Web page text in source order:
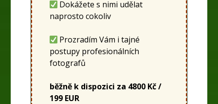
Dokážete s nimi udělat
naprosto cokoliv
Prozradím Vám i tajné
postupy profesionálních
fotografů
běžně k dispozici za 4800 Kč /
199 EUR